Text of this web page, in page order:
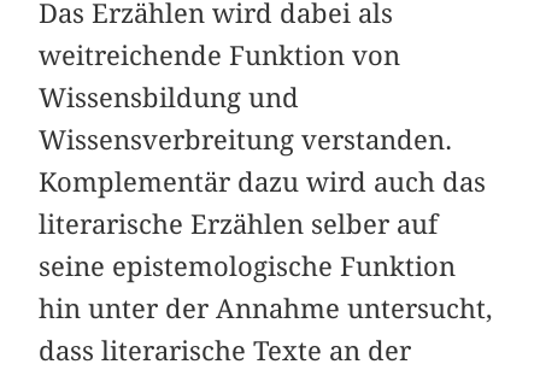
Das Erzählen wird dabei als
weitreichende Funktion von
Wissensbildung und
Wissensverbreitung verstanden.
Komplementär dazu wird auch das
literarische Erzählen selber auf
seine epistemologische Funktion
hin unter der Annahme untersucht,
dass literarische Texte an der